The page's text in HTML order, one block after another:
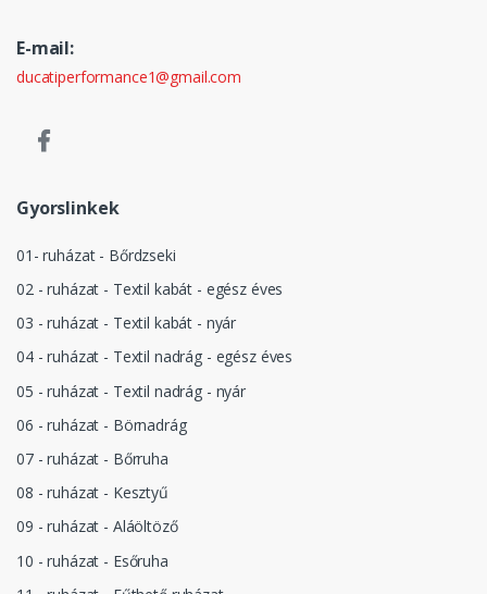
E-mail:
ducatiperformance1@gmail.com
Gyorslinkek
01- ruházat - Bőrdzseki
02 - ruházat - Textil kabát - egész éves
03 - ruházat - Textil kabát - nyár
04 - ruházat - Textil nadrág - egész éves
05 - ruházat - Textil nadrág - nyár
06 - ruházat - Börnadrág
07 - ruházat - Bőrruha
08 - ruházat - Kesztyű
09 - ruházat - Aláöltöző
10 - ruházat - Esőruha